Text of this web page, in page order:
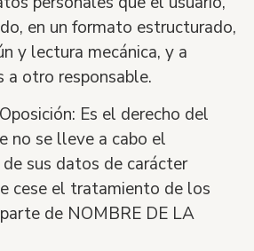
en un formato estructurado,
n y lectura mecánica, y a
a otro responsable.
n: Es el derecho del
no se lleve a cabo el
sus datos de carácter
cese el tratamiento de los
de NOMBRE DE LA